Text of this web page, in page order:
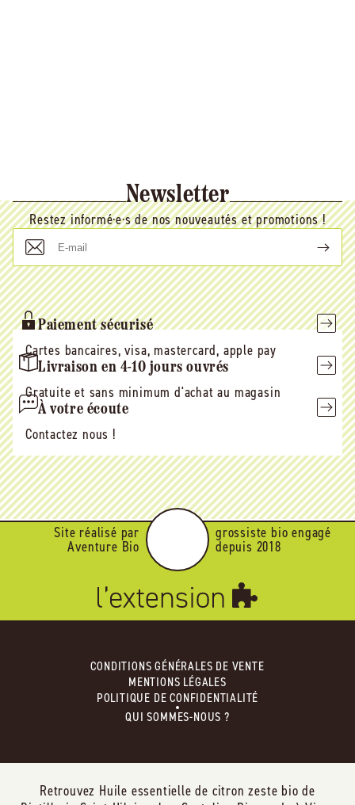
Newsletter
Restez informé·e·s de nos nouveautés et promotions !
E-
mail
Paiement sécurisé
Cartes bancaires, visa, mastercard, apple pay
Livraison en 4-10 jours ouvrés
Gratuite et sans minimum d'achat au magasin
À votre écoute
Contactez nous !
Site réalisé par
Aventure Bio
grossiste bio engagé
depuis 2018
CONDITIONS GÉNÉRALES DE VENTE
MENTIONS LÉGALES
POLITIQUE DE CONFIDENTIALITÉ
QUI SOMMES-NOUS ?
Retrouvez Huile essentielle de citron zeste bio de